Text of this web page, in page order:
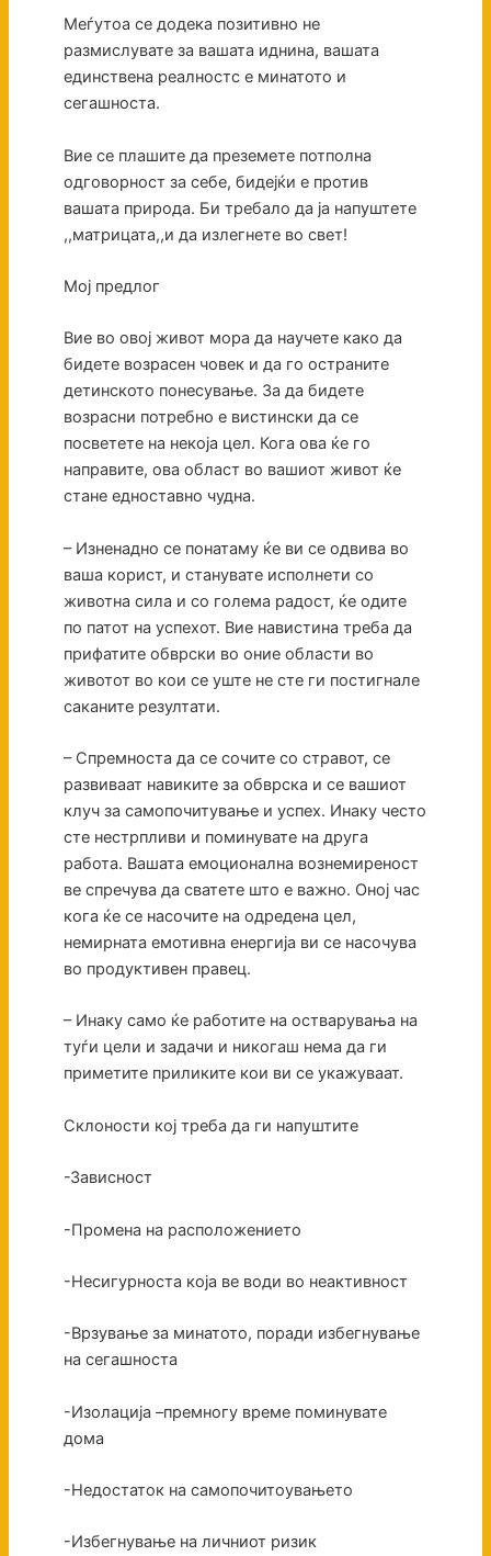
Меѓутоа се додека позитивно не
размислувате за вашата иднина, вашата
единствена реалностс е минатото и
сегашноста.
Вие се плашите да преземете потполна
одговорност за себе, бидејќи е против
вашата природа. Би требало да ја напуштете
,,матрицата,,и да излегнете во свет!
Мој предлог
Вие во овој живот мора да научете како да
бидете возрасен човек и да го остраните
детинското понесување. За да бидете
возрасни потребно е вистински да се
посветете на некоја цел. Кога ова ќе го
направите, ова област во вашиот живот ќе
стане едноставно чудна.
– Изненадно се понатаму ќе ви се одвива во
ваша корист, и станувате исполнети со
животна сила и со голема радост, ќе одите
по патот на успехот. Вие навистина треба да
прифатите обврски во оние области во
животот во кои се уште не сте ги постигнале
саканите резултати.
– Спремноста да се сочите со стравот, се
развиваат навиките за обврска и се вашиот
клуч за самопочитување и успех. Инаку често
сте нестрпливи и поминувате на друга
работа. Вашата емоционална вознемиреност
ве спречува да сватете што е важно. Оној час
кога ќе се насочите на одредена цел,
немирната емотивна енергија ви се насочува
во продуктивен правец.
– Инаку само ќе работите на остварувања на
туѓи цели и задачи и никогаш нема да ги
приметите приликите кои ви се укажуваат.
Склоности кој треба да ги напуштите
-Зависност
-Промена на расположението
-Несигурноста која ве води во неактивност
-Врзување за минатото, поради избегнување
на сегашноста
-Изолација –премногу време поминувате
дома
-Недостаток на самопочитоувањето
-Избегнување на личниот ризик